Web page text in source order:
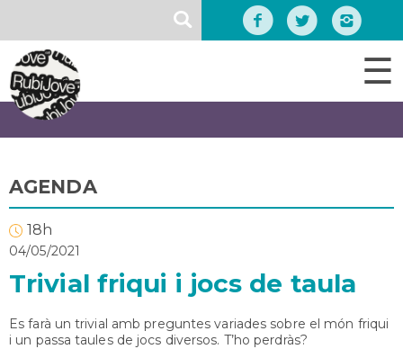
contingut
☰
AGENDA
18h
04/05/2021
Trivial friqui i jocs de taula
Es farà un trivial amb preguntes variades sobre el món friqui
i un passa taules de jocs diversos. T’ho perdràs?